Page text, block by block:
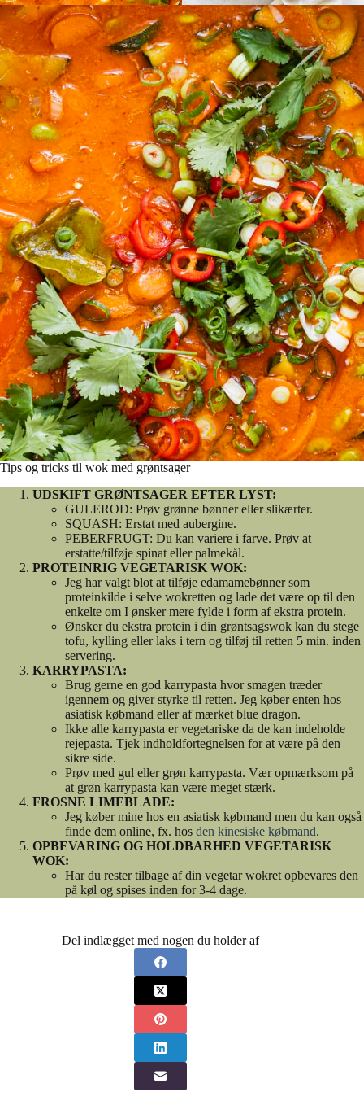
Tips og tricks til wok med grøntsager
UDSKIFT GRØNTSAGER EFTER LYST:
GULEROD: Prøv grønne bønner eller slikærter.
SQUASH: Erstat med aubergine.
PEBERFRUGT: Du kan variere i farve. Prøv at
erstatte/tilføje spinat eller palmekål.
PROTEINRIG VEGETARISK WOK:
Jeg har valgt blot at tilføje edamamebønner som
proteinkilde i selve wokretten og lade det være op til den
enkelte om I ønsker mere fylde i form af ekstra protein.
Ønsker du ekstra protein i din grøntsagswok kan du stege
tofu, kylling eller laks i tern og tilføj til retten 5 min. inden
servering.
KARRYPASTA:
Brug gerne en god karrypasta hvor smagen træder
igennem og giver styrke til retten. Jeg køber enten hos
asiatisk købmand eller af mærket blue dragon.
Ikke alle karrypasta er vegetariske da de kan indeholde
rejepasta. Tjek indholdfortegnelsen for at være på den
sikre side.
Prøv med gul eller grøn karrypasta. Vær opmærksom på
at grøn karrypasta kan være meget stærk.
FROSNE LIMEBLADE:
Jeg køber mine hos en asiatisk købmand men du kan også
finde dem online, fx. hos den kinesiske købmand.
OPBEVARING OG HOLDBARHED VEGETARISK
WOK:
Har du rester tilbage af din vegetar wokret opbevares den
på køl og spises inden for 3-4 dage.
Del indlægget med nogen du holder af